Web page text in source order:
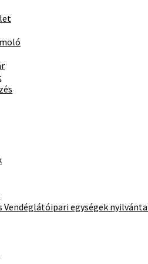
Vendéglátóipari egységek